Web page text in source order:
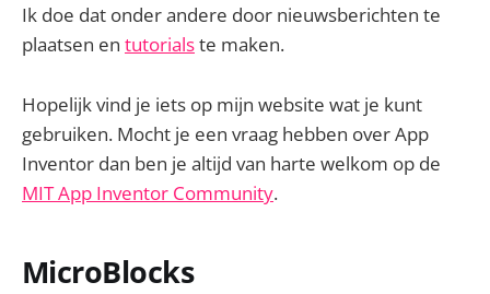
Ik doe dat onder andere door nieuwsberichten te
plaatsen en tutorialste maken.
Hopelijk vind je iets op mijn website wat je kunt
gebruiken. Mocht je een vraag hebben over App
Inventor dan ben je altijd van harte welkom op de
MIT App Inventor Community.
MicroBlocks